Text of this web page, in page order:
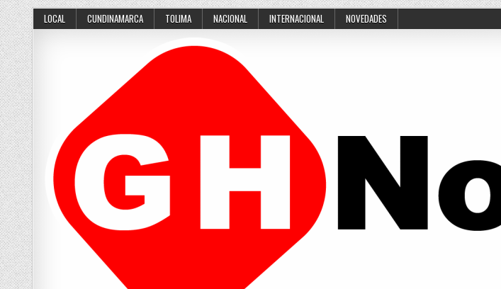
Skip
to
content
LOCAL CUNDINAMARCA TOLIMA NACIONAL INTERNACIONAL NOVEDADES